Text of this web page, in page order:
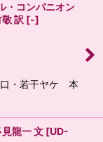
・コンパニオン
訳 [-]
・若干ヤケ 本
龍一 文 [UD-